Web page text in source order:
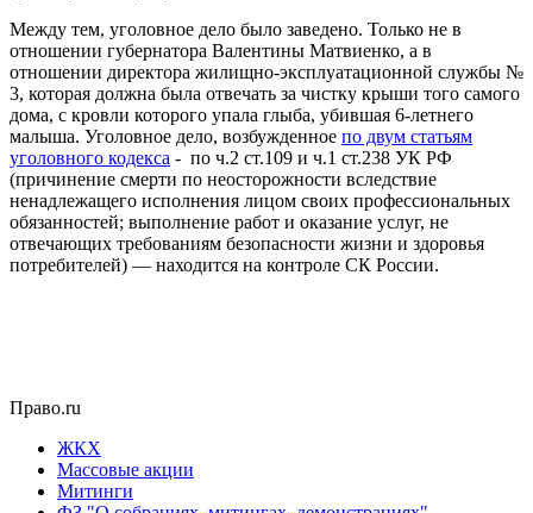
Между тем, уголовное дело было заведено. Только не в
отношении губернатора Валентины Матвиенко, а в
отношении директора жилищно-эксплуатационной службы №
3, которая должна была отвечать за чистку крыши того самого
дома, с кровли которого упала глыба, убившая 6-летнего
малыша. Уголовное дело, возбужденное по двум статьям
уголовного кодекса - по ч.2 ст.109 и ч.1 ст.238 УК РФ
(причинение смерти по неосторожности вследствие
ненадлежащего исполнения лицом своих профессиональных
обязанностей; выполнение работ и оказание услуг, не
отвечающих требованиям безопасности жизни и здоровья
потребителей) — находится на контроле СК России.
Право.ru
ЖКХ
Массовые акции
Митинги